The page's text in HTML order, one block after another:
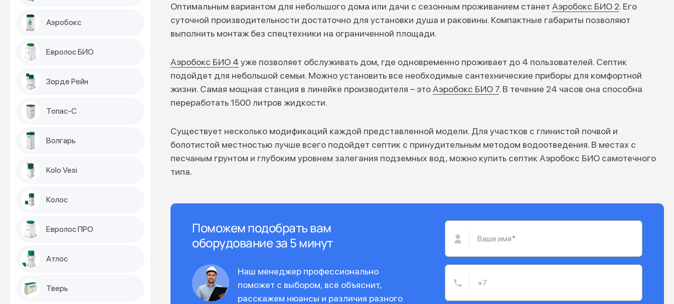
Аэробокс
Евролос БИО
Зорде Рейн
Топас-С
Волгарь
Kolo Vesi
Колос
Евролос ПРО
Атлос
Тверь
Оптимальным вариантом для небольшого дома или дачи с сезонным проживанием станет Аэробокс БИО 2. Его
суточной производительности достаточно для установки душа и раковины. Компактные габариты позволяют
выполнить монтаж без спецтехники на ограниченной площади.
Аэробокс БИО 4 уже позволяет обслуживать дом, где одновременно проживает до 4 пользователей. Септик
подойдет для небольшой семьи. Можно установить все необходимые сантехнические приборы для комфортной
жизни. Самая мощная станция в линейке производителя – это Аэробокс БИО 7. В течение 24 часов она способна
переработать 1500 литров жидкости.
Существует несколько модификаций каждой представленной модели. Для участков с глинистой почвой и
болотистой местностью лучше всего подойдет септик с принудительным методом водоотведения. В местах с
песчаным грунтом и глубоким уровнем залегания подземных вод, можно купить септик Аэробокс БИО самотечного
типа.
Поможем подобрать вам
оборудование за 5 минут
Наш менеджер профессионально
поможет с выбором, всё объяснит,
расскажем нюансы и различия разного